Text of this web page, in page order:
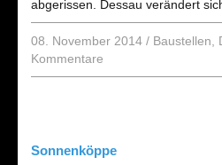
abgerissen. Dessau verändert
08. November 2014 / Baustellen
Kommentare
Sonnenköppe